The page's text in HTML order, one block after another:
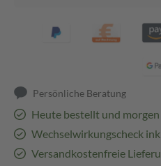
Persönliche Beratung
Heute bestellt und morgen
Wechselwirkungscheck
Versandkostenfreie